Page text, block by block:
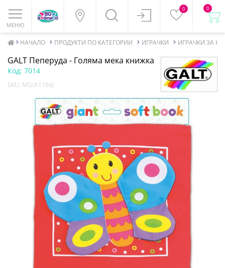
МЕНЮ
0 0
НАЧАЛО ПРОДУКТИ ПО КАТЕГОРИИ ИГРАЧКИ ИГРАЧКИ ЗА
GALT Пеперуда - Голяма мека книжка
Код: 7014
SKU: MG/A1166J